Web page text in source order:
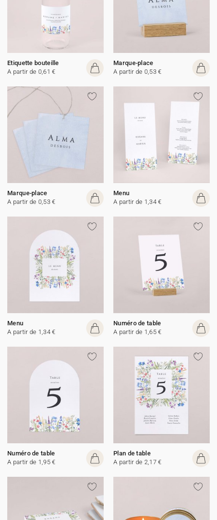
Etiquette bouteille
A partir de 0,61 €
Marque-place
A partir de 0,53 €
Marque-place
A partir de 0,53 €
Menu
A partir de 1,34 €
Menu
A partir de 1,34 €
Numéro de table
A partir de 1,65 €
Numéro de table
A partir de 1,95 €
Plan de table
A partir de 2,17 €